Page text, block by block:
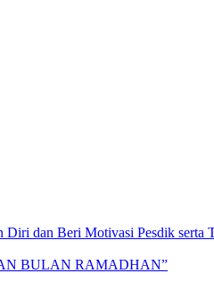
Diri dan Beri Motivasi Pesdik
BULAN RAMADHAN”